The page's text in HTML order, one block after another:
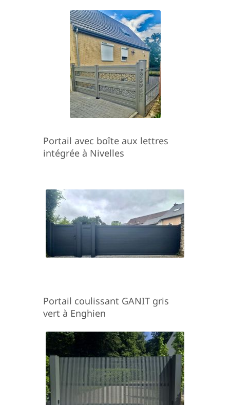
Portail avec boîte aux lettres
intégrée à Nivelles
Portail coulissant GANIT gris
vert à Enghien